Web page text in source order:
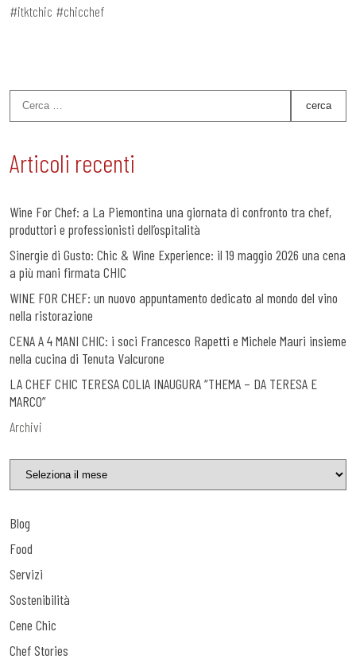
#itktchic #chicchef
Articoli recenti
Wine For Chef: a La Piemontina una giornata di confronto tra chef,
produttori e professionisti dell’ospitalità
Sinergie di Gusto: Chic & Wine Experience: il 19 maggio 2026 una cena
a più mani firmata CHIC
WINE FOR CHEF: un nuovo appuntamento dedicato al mondo del vino
nella ristorazione
CENA A 4 MANI CHIC: i soci Francesco Rapetti e Michele Mauri insieme
nella cucina di Tenuta Valcurone
LA CHEF CHIC TERESA COLIA INAUGURA “THEMA – DA TERESA E
MARCO”
Archivi
Blog
Food
Servizi
Sostenibilità
Cene Chic
Chef Stories